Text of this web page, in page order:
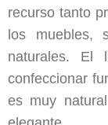
recurso tanto
los muebles,
naturales. El
confeccionar
es muy